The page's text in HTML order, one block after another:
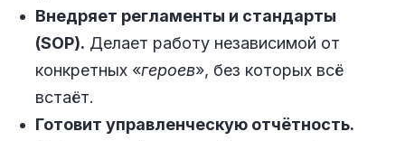
Внедряет регламенты и стандарты
(SOP). Делает работу независимой от
конкретных «героев», без которых всё
встаёт.
Готовит управленческую отчётность.